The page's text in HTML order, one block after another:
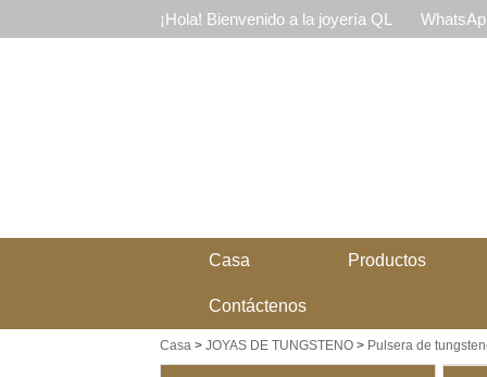
¡Hola! Bienvenido a la joyería QL
Casa Productos
Contáctenos
Casa> JOYAS DE TUNGSTENO> Pulsera de